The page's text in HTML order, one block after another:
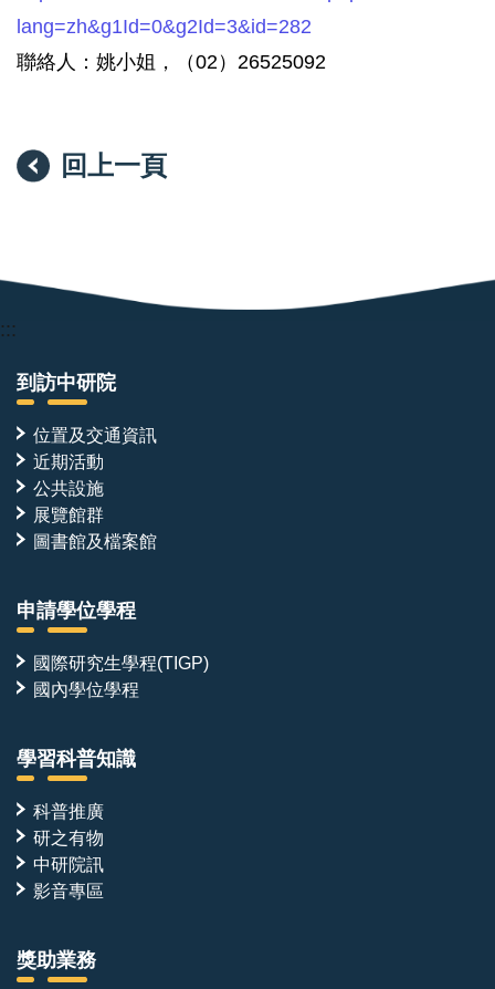
lang=zh&g1Id=0&g2Id=3&id=282
聯絡人：姚小姐，（02）26525092
回上一頁
:::
到訪中研院
位置及交通資訊
近期活動
公共設施
展覽館群
圖書館及檔案館
申請學位學程
國際研究生學程(TIGP)
國內學位學程
學習科普知識
科普推廣
研之有物
中研院訊
影音專區
獎助業務